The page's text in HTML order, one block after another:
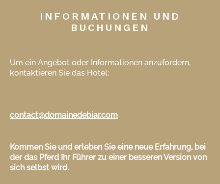
INFORMATIONEN UND
BUCHUNGEN
Um ein Angebot oder Informationen anzufordern,
kontaktieren Sie das Hotel:
contact@domainedebiar.com
Kommen Sie und erleben Sie eine neue Erfahrung, bei
der das Pferd Ihr Führer zu einer besseren Version von
sich selbst wird.